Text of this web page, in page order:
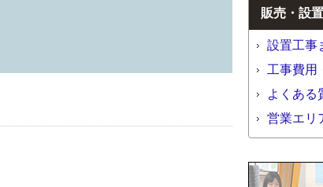
販売・設
設置工事
工事費用
よくある
営業エリ